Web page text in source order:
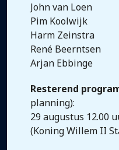
John van Loen
Pim Koolwijk
Harm Zeinstra
René Beerntsen
Arjan Ebbinge
Resterend
planning):
29 augustus 12.00
(Koning Willem II